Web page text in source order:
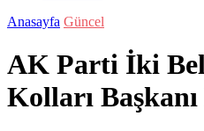
Anasayfa Güncel
AK Parti İki
Kolları